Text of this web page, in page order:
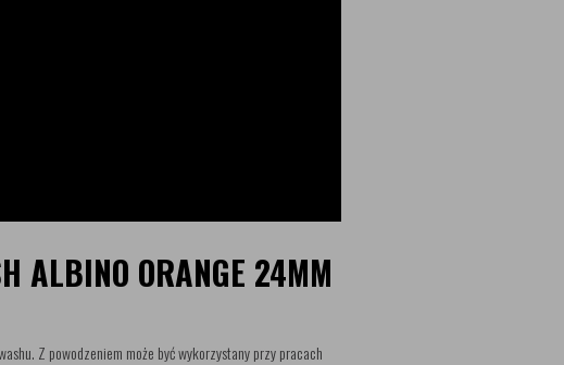
ALBINO ORANGE 24MM
Z powodzeniem może być wykorzystany przy pracach